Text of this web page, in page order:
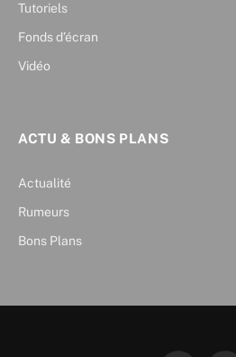
Tutoriels
Fonds d’écran
Vidéo
ACTU & BONS PLANS
Actualité
Rumeurs
Bons Plans